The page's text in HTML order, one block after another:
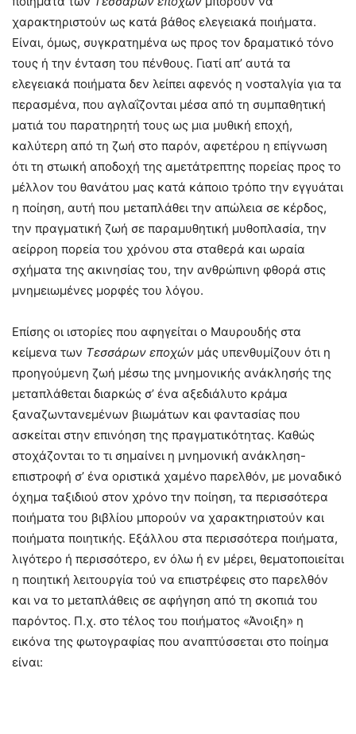
χαρακτηριστούν ως κατά βάθος ελεγειακά ποιήματα.
Είναι, όμως, συγκρατημένα ως προς τον δραματικό τόνο
τους ή την ένταση του πένθους. Γιατί απ’ αυτά τα
ελεγειακά ποιήματα δεν λείπει αφενός η νοσταλγία για τα
περασμένα, που αγλαΐζονται μέσα από τη συμπαθητική
ματιά του παρατηρητή τους ως μια μυθική εποχή,
καλύτερη από τη ζωή στο παρόν, αφετέρου η επίγνωση
ότι τη στωική αποδοχή της αμετάτρεπτης πορείας προς το
μέλλον του θανάτου μας κατά κάποιο τρόπο την εγγυάται
η ποίηση, αυτή που μεταπλάθει την απώλεια σε κέρδος,
την πραγματική ζωή σε παραμυθητική μυθοπλασία, την
αείρροη πορεία του χρόνου στα σταθερά και ωραία
σχήματα της ακινησίας του, την ανθρώπινη φθορά στις
μνημειωμένες μορφές του λόγου.
Επίσης οι ιστορίες που αφηγείται ο Μαυρουδής στα
κείμενα των Τεσσάρων εποχών μάς υπενθυμίζουν ότι η
προηγούμενη ζωή μέσω της μνημονικής ανάκλησής της
μεταπλάθεται διαρκώς σ’ ένα αξεδιάλυτο κράμα
ξαναζωντανεμένων βιωμάτων και φαντασίας που
ασκείται στην επινόηση της πραγματικότητας. Καθώς
στοχάζονται το τι σημαίνει η μνημονική ανάκληση-
επιστροφή σ’ ένα οριστικά χαμένο παρελθόν, με μοναδικό
όχημα ταξιδιού στον χρόνο την ποίηση, τα περισσότερα
ποιήματα του βιβλίου μπορούν να χαρακτηριστούν και
ποιήματα ποιητικής. Εξάλλου στα περισσότερα ποιήματα,
λιγότερο ή περισσότερο, εν όλω ή εν μέρει, θεματοποιείται
η ποιητική λειτουργία τού να επιστρέφεις στο παρελθόν
και να το μεταπλάθεις σε αφήγηση από τη σκοπιά του
παρόντος. Π.χ. στο τέλος του ποιήματος «Άνοιξη» η
εικόνα της φωτογραφίας που αναπτύσσεται στο ποίημα
είναι: